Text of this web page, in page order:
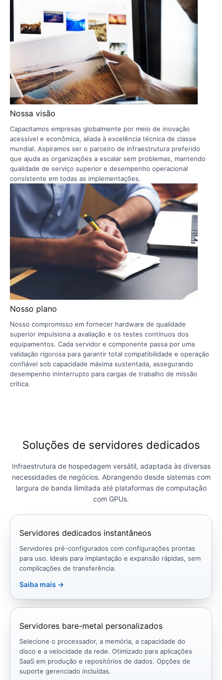
Nossa visão
Capacitamos empresas globalmente por meio de inovação
acessível e econômica, aliada à excelência técnica de classe
mundial. Aspiramos ser o parceiro de infraestrutura preferido
que ajuda as organizações a escalar sem problemas, mantendo
qualidade de serviço superior e desempenho operacional
consistente em todas as implementações.
Nosso plano
Nosso compromisso em fornecer hardware de qualidade
superior impulsiona a avaliação e os testes contínuos dos
equipamentos. Cada servidor e componente passa por uma
validação rigorosa para garantir total compatibilidade e operação
confiável sob capacidade máxima sustentada, assegurando
desempenho ininterrupto para cargas de trabalho de missão
crítica.
Soluções de servidores dedicados
Infraestrutura de hospedagem versátil, adaptada às diversas
necessidades de negócios. Abrangendo desde sistemas com
largura de banda ilimitada até plataformas de computação
com GPUs.
Servidores dedicados instantâneos
Servidores pré-configurados com configurações prontas
para uso. Ideais para implantação e expansão rápidas, sem
complicações de transferência.
Saiba mais →
Servidores bare-metal personalizados
Selecione o processador, a memória, a capacidade do
disco e a velocidade da rede. Otimizado para aplicações
SaaS em produção e repositórios de dados. Opções de
suporte gerenciado incluídas.